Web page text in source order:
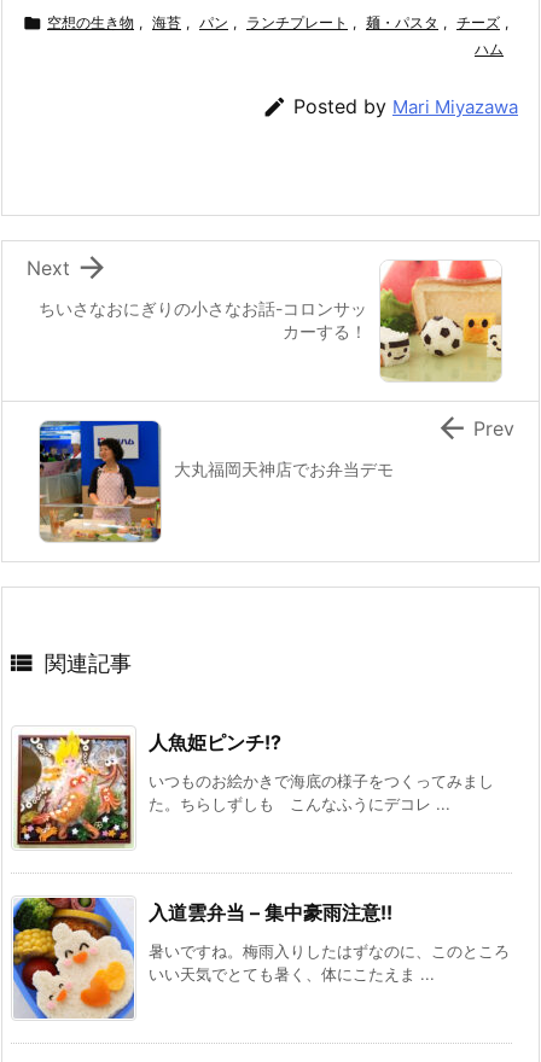
c
k
itt e er e
a
ai
 空想の生き物 , 海苔 , パン , ランチプレート , 麺・パスタ , チーズ ,
ハム
 Posted by Mari Miyazawa
ちいさなおにぎりの小さなお話-コロンサッ
カーする！

Next
大丸福岡天神店でお弁当デモ
 Prev
 関連記事
人魚姫ピンチ!?
いつものお絵かきで海底の様子をつくってみまし
た。ちらしずしも こんなふうにデコレ ...
入道雲弁当 – 集中豪雨注意!!
暑いですね。梅雨入りしたはずなのに、このところ
いい天気でとても暑く、体にこたえま ...